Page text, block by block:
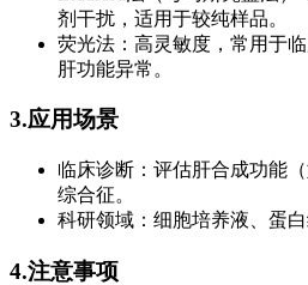
剂干扰，适用于较纯样品。
荧光法：高灵敏度，常用于
肝功能异常。
3.应用场景
临床诊断：评估肝合成功能
综合征。
科研领域：细胞培养液、蛋
4.注意事项